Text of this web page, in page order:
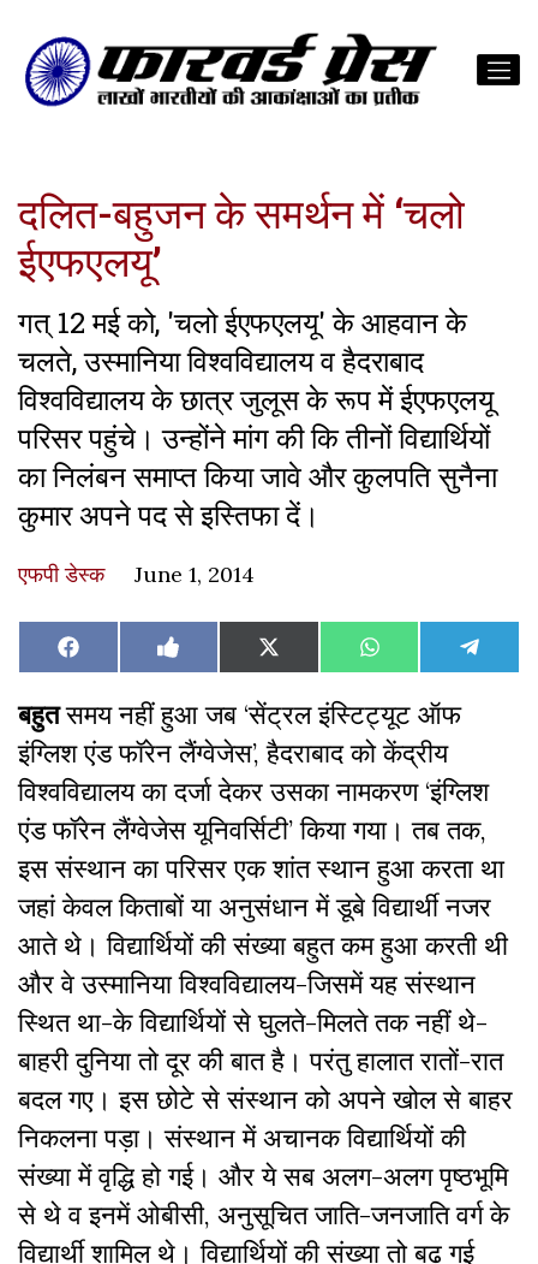
दलित-बहुजन के समर्थन में ‘चलो
ईएफएलयू’
गत् 12 मई को, 'चलो ईएफएलयू' के आहवान के
चलते, उस्मानिया विश्वविद्यालय व हैदराबाद
विश्वविद्यालय के छात्र जुलूस के रूप में ईएफएलयू
परिसर पहुंचे। उन्होंने मांग की कि तीनों विद्यार्थियों
का निलंबन समाप्त किया जावे और कुलपति सुनैना
कुमार अपने पद से इस्तिफा दें।
एफपी डेस्‍क June 1, 2014
Share
on
Facebook Share
on
Like
on
Facebook
Share
on
X
(Twitter)
Share
on
WhatsAppShare
on
बहुतसमय नहीं हुआ जब ‘सेंट्रल इंस्टिट्यूट ऑफ
इंग्लिश एंड फॉरेन लैंग्वेजेस’, हैदराबाद को केंद्रीय
विश्वविद्यालय का दर्जा देकर उसका नामकरण ‘इंग्लिश
एंड फॉरेन लैंग्वेजेस यूनिवर्सिटी’ किया गया। तब तक,
इस संस्थान का परिसर एक शांत स्थान हुआ करता था
जहां केवल किताबों या अनुसंधान में डूबे विद्यार्थी नजर
आते थे। विद्यार्थियों की संख्या बहुत कम हुआ करती थी
और वे उस्मानिया विश्वविद्यालय-जिसमें यह संस्थान
स्थित था-के विद्यार्थियों से घुलते-मिलते तक नहीं थे-
बाहरी दुनिया तो दूर की बात है। परंतु हालात रातों-रात
बदल गए। इस छोटे से संस्थान को अपने खोल से बाहर
निकलना पड़ा। संस्थान में अचानक विद्यार्थियों की
संख्या में वृद्धि हो गई। और ये सब अलग-अलग पृष्ठभूमि
से थे व इनमें ओबीसी, अनुसूचित जाति-जनजाति वर्ग के
विद्यार्थी शामिल थे। विद्यार्थियों की संख्या तो बढ़ गई